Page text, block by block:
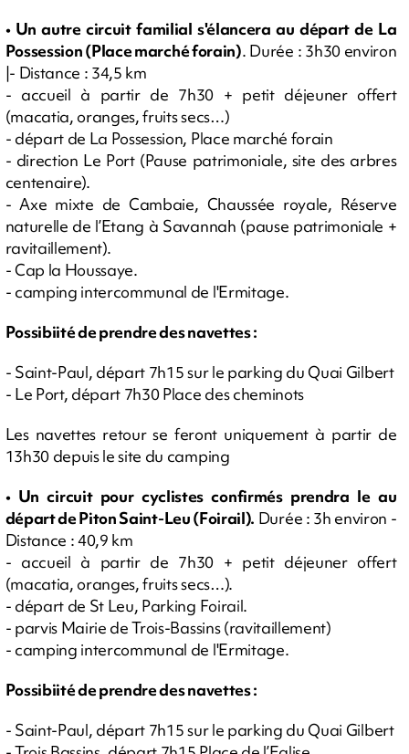
• Un autre circuit familial s'élancera au départ de La
Possession (Place marché forain). Durée : 3h30 environ
|- Distance : 34,5 km
- accueil à partir de 7h30 + petit déjeuner offert
(macatia, oranges, fruits secs…)
- départ de La Possession, Place marché forain
- direction Le Port (Pause patrimoniale, site des arbres
centenaire).
- Axe mixte de Cambaie, Chaussée royale, Réserve
naturelle de l’Etang à Savannah (pause patrimoniale +
ravitaillement).
- Cap la Houssaye.
- camping intercommunal de l'Ermitage.
Possibiité de prendre des navettes :
- Saint-Paul, départ 7h15 sur le parking du Quai Gilbert
- Le Port, départ 7h30 Place des cheminots
Les navettes retour se feront uniquement à partir de
13h30 depuis le site du camping
• Un circuit pour cyclistes confirmés prendra le au
départ de Piton Saint-Leu (Foirail). Durée : 3h environ -
Distance : 40,9 km
- accueil à partir de 7h30 + petit déjeuner offert
(macatia, oranges, fruits secs…).
- départ de St Leu, Parking Foirail.
- parvis Mairie de Trois-Bassins (ravitaillement)
- camping intercommunal de l'Ermitage.
Possibiité de prendre des navettes :
- Saint-Paul, départ 7h15 sur le parking du Quai Gilbert